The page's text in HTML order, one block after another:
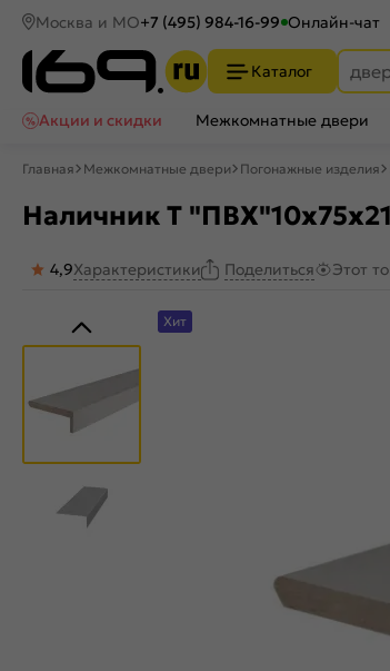
Москва и МО+7 (495) 984-16-99 Онлайн-чат
Каталог
Акции и скидки
Межкомнатные двери
Главная Межкомнатные двери Погонажные изделия
Наличник Т
4,9Характеристики Поделиться Этот
Хит